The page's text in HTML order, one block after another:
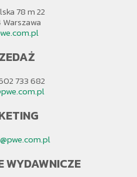
78 m 22
733 682
WYDAWNICZE